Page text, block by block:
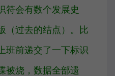
符会有数个发展史
（过去的结点）。比
班前递交了一下标识
被烧，数据全部遗